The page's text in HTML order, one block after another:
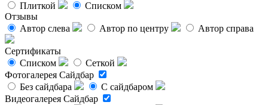
Плиткой
Списком
Отзывы
Автор слева
Автор по центру Автор справа
Сертификаты
Списком
Сеткой
Фотогалерея Сайдбар
Без сайдбара
С сайдбаром
Видеогалерея Сайдбар